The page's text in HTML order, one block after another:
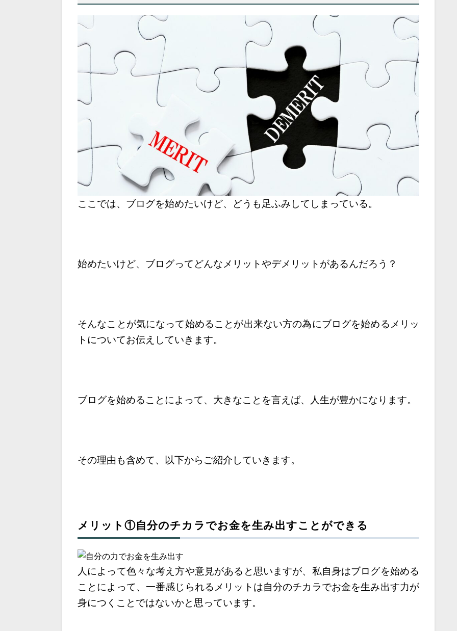
ここでは、ブログを始めたいけど、どうも足ふみしてしまっている。
始めたいけど、ブログってどんなメリットやデメリットがあるんだろう？
そんなことが気になって始めることが出来ない方の為にブログを始めるメリッ
トについてお伝えしていきます。
ブログを始めることによって、大きなことを言えば、 人生が豊かになります。
その理由も含めて、以下からご紹介していきます。
メリット①自分のチカラでお金を生み出すことができる
人によって色々な考え方や意見があると思いますが、私自身はブログを始める
ことによって、一番感じられるメリットは自分のチカラでお金を生み出す力が
身につくことではないかと思っています。